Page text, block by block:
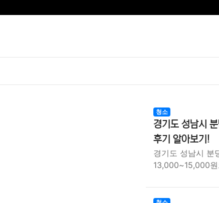
청소
경기도 성남시
후기 알아보기!
경기도 성남시 분
13,000~15,000